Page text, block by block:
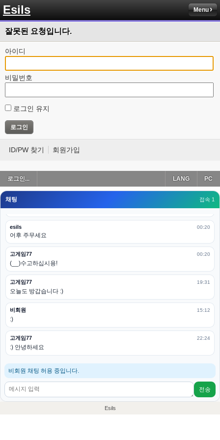
Esils Menu
잘못된 요청입니다.
아이디
비밀번호
로그인 유지
ID/PW 찾기 회원가입
로그인... PC
LANG
채팅 접속 1
esils 00:18
나가도 3이네 하핫 ...
고게임77
ㅋㅋㅋㅋㅋㅋㅋㅋ
이게 db 접속자수로 잡는형태로 해서 그런가 ;;
esils
아 이제 2로 돌아왔군요
다 펼쳐두면 너무길어서 ..
esils 00:19
모바일로 보는데도 좀 불편하더라구요
고게임77 00:19
아 ㅋㅋ 내일도 심심하면 들리겠습니다. 벌써 12시가 넘었었네요
esils 00:20
어후 주무세요
고게임77 00:20
(__)수고하십시용!
고게임77 19:31
오늘도 방갑습니다 :)
비회원 15:12
:)
고게임77 22:24
:) 안녕하세요
비회원 채팅 허용 중입니다.
전송
Esils